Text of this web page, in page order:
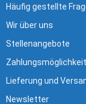
Häufig gestellte
Wir über uns
Stellenangebote
Lieferung und
Newsletter